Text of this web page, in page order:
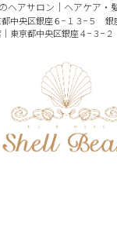
ヘアサロン｜ヘアケア・
都中央区銀座６−１３−５ 銀
｜東京都中央区銀座４−３−